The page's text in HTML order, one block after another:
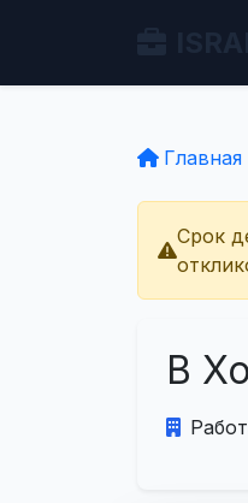
Главная
Срок
В